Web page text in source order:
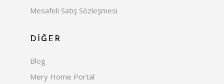
Mesafeli Satış Sözleşmesi
DİĞER
Blog
Mery Home Portal